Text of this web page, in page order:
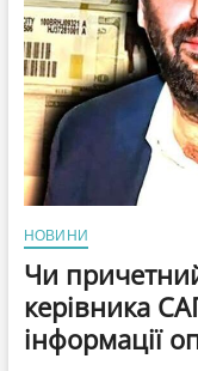
ГО
«ВПО
і
МБФ
НОВИНИ
Чи
керівника
інформації